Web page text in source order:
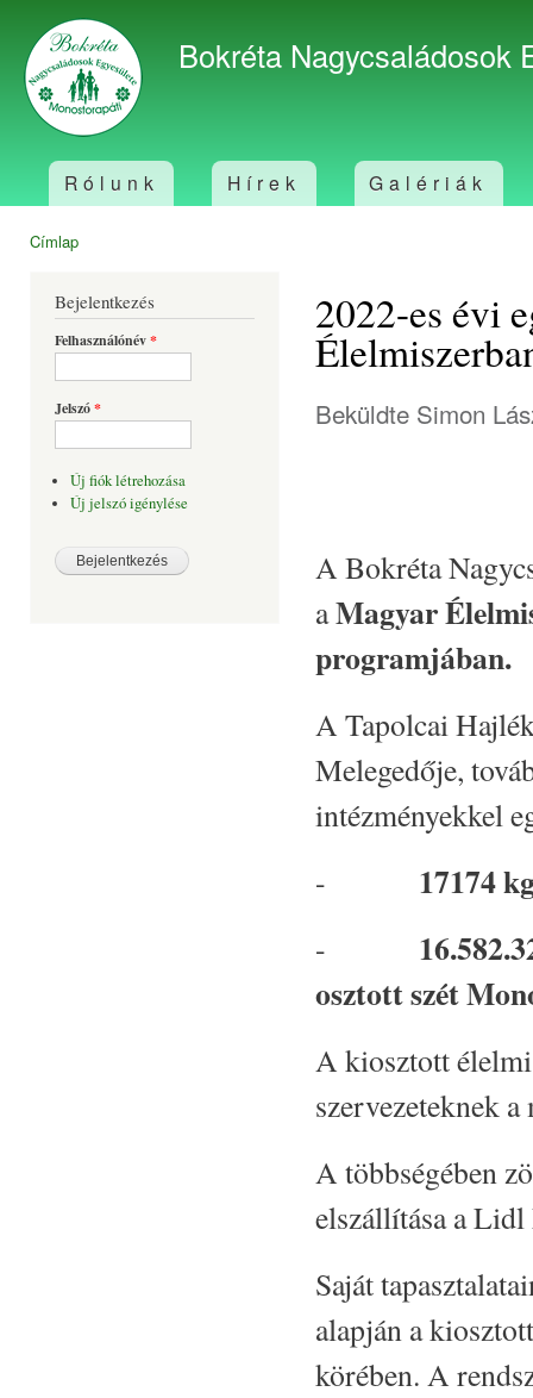
Bokréta Nagycsaládosok
Főmenü
Rólunk Hírek Galériák
Címlap
Bejelentkezés
Felhasználónév*
Jelszó*
Új fiók létrehozása
Új jelszó igénylése
2022-es évi
Beküldte Simon
A Bokréta
aMagyar
programjában.
A Tapolcai
Melegedője,
intézményekkel
- 17174
-
osztott szét
A kiosztott
szervezeteknek
A többségében
elszállítása a
Saját
alapján a
körében. A